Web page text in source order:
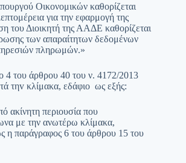
Οικονομικών καθορίζεται
για την εφαρμογή της
του Διοικητή της ΑΑΔΕ καθορίζεται
των απαραίτητων δεδομένων
πληρωμών.»
4 του άρθρου 40 του ν. 4172/2013
τηv κλίμακα, εδάφιο ως εξής:
ακίνητη περιουσία που
με την ανωτέρω κλίμακα,
η παράγραφος 6 του άρθρου 15 του